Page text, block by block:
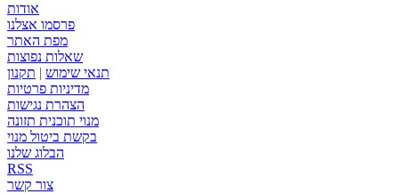
אודות
פרסמו אצלנו
מפת האתר
שאלות נפוצות
תנאי שימוש | תקנון
מדיניות פרטיות
הצהרת נגישות
מנוי תוכנית תזונה
בקשת ביטול מנוי
הבלוג שלנו
RSS
צור קשר